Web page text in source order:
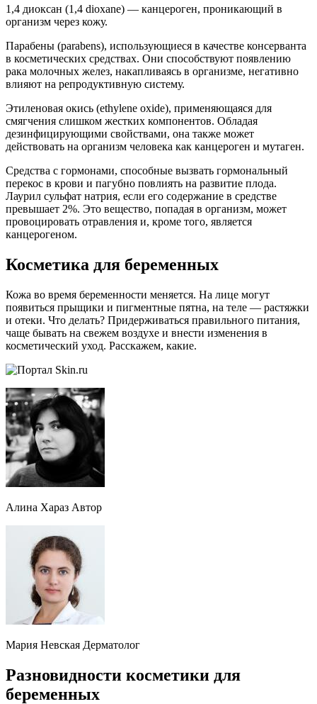
1,4 диоксан (1,4 dioxane) — канцероген, проникающий в
организм через кожу.
Парабены (parabens), использующиеся в качестве консерванта
в косметических средствах. Они способствуют появлению
рака молочных желез, накапливаясь в организме, негативно
влияют на репродуктивную систему.
Этиленовая окись (ethylene oxide), применяющаяся для
смягчения слишком жестких компонентов. Обладая
дезинфицирующими свойствами, она также может
действовать на организм человека как канцероген и мутаген.
Средства с гормонами, способные вызвать гормональный
перекос в крови и пагубно повлиять на развитие плода.
Лаурил сульфат натрия, если его содержание в средстве
превышает 2%. Это вещество, попадая в организм, может
провоцировать отравления и, кроме того, является
канцерогеном.
Косметика для беременных
Кожа во время беременности меняется. На лице могут
появиться прыщики и пигментные пятна, на теле — растяжки
и отеки. Что делать? Придерживаться правильного питания,
чаще бывать на свежем воздухе и внести изменения в
косметический уход. Расскажем, какие.
Алина Хараз Автор
Мария Невская Дерматолог
Разновидности косметики для
беременных